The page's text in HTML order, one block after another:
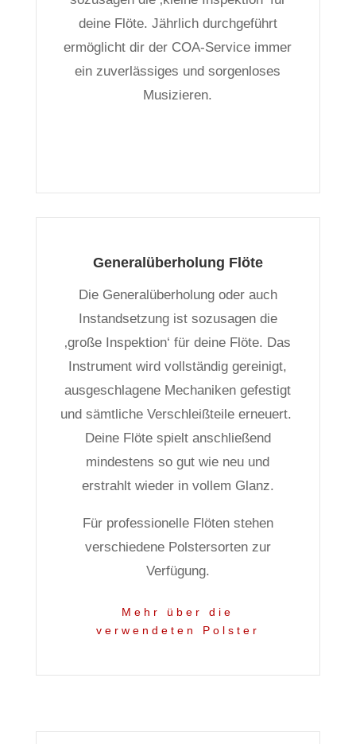
deine Flöte. Jährlich durchgeführt
ermöglicht dir der COA-Service immer
ein zuverlässiges und sorgenloses
Musizieren.
Generalüberholung Flöte
Die Generalüberholung oder auch
Instandsetzung ist sozusagen die
‚große Inspektion‘ für deine Flöte. Das
Instrument wird vollständig gereinigt,
ausgeschlagene Mechaniken gefestigt
und sämtliche Verschleißteile erneuert.
Deine Flöte spielt anschließend
mindestens so gut wie neu und
erstrahlt wieder in vollem Glanz.
Für professionelle Flöten stehen
verschiedene Polstersorten zur
Verfügung.
Mehr über die
verwendeten Polster